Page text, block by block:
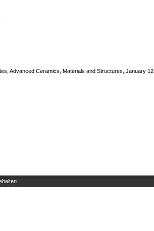
Advanced Ceramics, Materials and Structures, January